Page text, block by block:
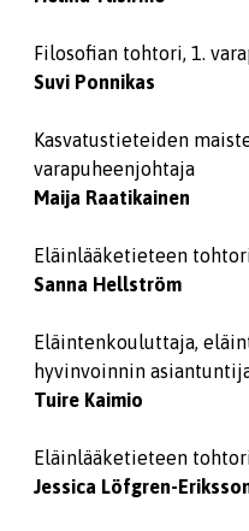
Filosofian tohtori, 1.
Suvi Ponnikas
Kasvatustieteiden
varapuheenjohtaja
Maija Raatikainen
Eläinlääketieteen
Sanna Hellström
Eläintenkouluttaja,
hyvinvoinnin
Tuire Kaimio
Eläinlääketieteen
Jessica Löfgren-